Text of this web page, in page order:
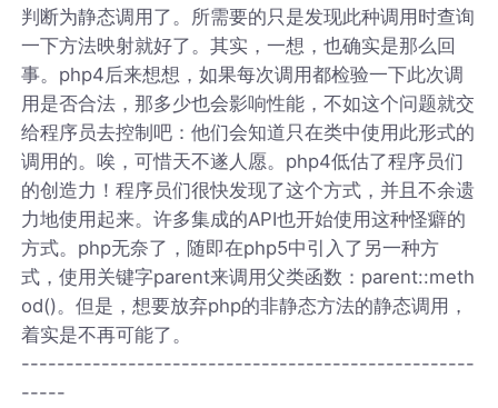
判断为静态调用了。所需要的只是发现此种调用时查询
一下方法映射就好了。其实，一想，也确实是那么回
事。php4后来想想，如果每次调用都检验一下此次调
用是否合法，那多少也会影响性能，不如这个问题就交
给程序员去控制吧：他们会知道只在类中使用此形式的
调用的。唉，可惜天不遂人愿。php4低估了程序员们
的创造力！程序员们很快发现了这个方式，并且不余遗
力地使用起来。许多集成的API也开始使用这种怪癖的
方式。php无奈了，随即在php5中引入了另一种方
式，使用关键字parent来调用父类函数：parent::meth
od()。但是，想要放弃php的非静态方法的静态调用，
着实是不再可能了。
---------------------------------------------------
-----